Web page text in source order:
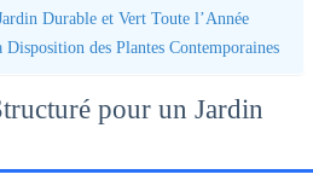
Durable et Vert Toute l’Année
des Plantes Contemporaines
pour un Jardin